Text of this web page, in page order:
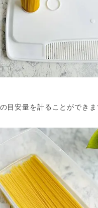
目安量を計ることができま